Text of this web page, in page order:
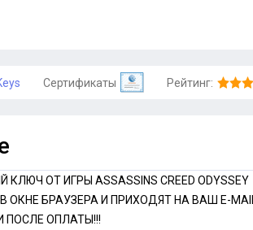
Сертификаты Рейтинг:
ОТ ИГРЫ ASSASSINS CREED ODYSSEY
ОКНЕ БРАУЗЕРА И ПРИХОДЯТ НА ВАШ E-
ПОСЛЕ ОПЛАТЫ!!!